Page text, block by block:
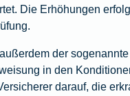
Die Erhöhungen
der
in den
darauf, die